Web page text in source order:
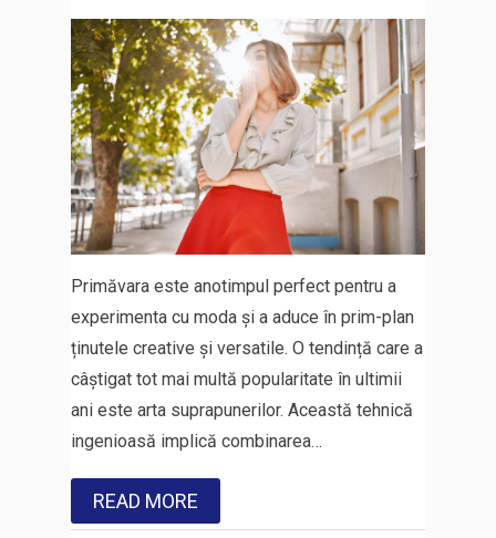
Primăvara este anotimpul perfect pentru a
experimenta cu moda și a aduce în prim-plan
ținutele creative și versatile. O tendință care a
câștigat tot mai multă popularitate în ultimii
ani este arta suprapunerilor. Această tehnică
ingenioasă implică combinarea…
READ MORE